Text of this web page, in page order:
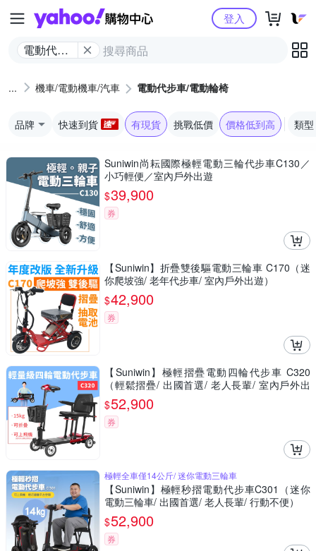
Yahoo購物中心
電動代步
椅
登入
機車/電動機車/汽車 電動代步車/電動輪椅
品牌 快速到貨 有現貨 挑戰低價 價格低到高 類型
Suniwin尚耘國際極輕電動三輪代步車C130／
小巧輕便／室內戶外出遊
$39,900
券
【Suniwin】折疊雙後驅電動三輪車 C170（迷
你爬坡強/ 老年代步車/ 室內戶外出遊）
$42,900
券
【Suniwin】極輕摺疊電動四輪代步車 C320
（輕鬆摺疊/ 出國首選/ 老人長輩/ 室內戶外出
遊）
$52,900
券
極輕全車僅14公斤/ 迷你電動三輪車
【Suniwin】極輕秒摺電動代步車C301（迷你
電動三輪車/ 出國首選/ 老人長輩/ 行動不便）
$52,900
券